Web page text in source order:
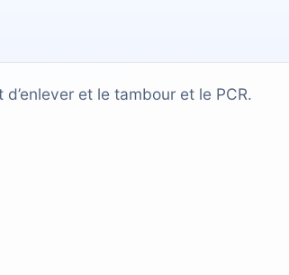
et le tambour et le PCR.